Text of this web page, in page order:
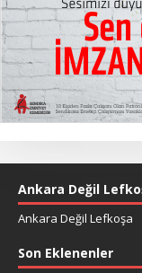
Ankara Değil
Ankara Değil Lefkoşa
Son Eklenenler